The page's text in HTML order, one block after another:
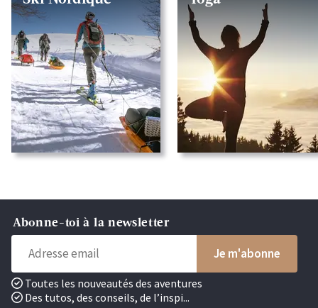
Abonne-toi à la newsletter
Toutes les nouveautés des aventures
Des tutos, des conseils, de l’inspi...